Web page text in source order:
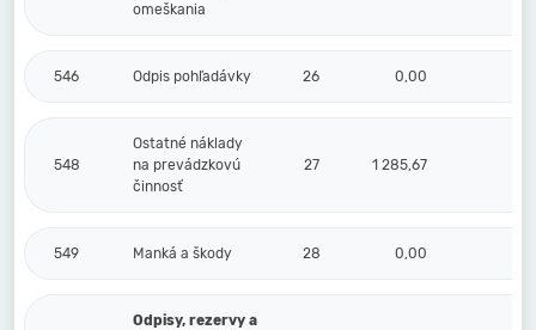
omeškania
546 Odpis pohľadávky 26 0,00
548
Ostatné náklady
na prevádzkovú
činnosť
27 1 285,67
549 Manká a škody 28 0,00
Odpisy, rezervy a